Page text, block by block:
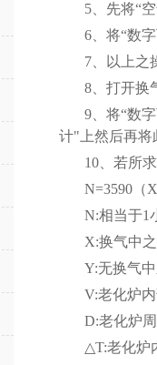
5、先将“
6、将“数
7、以上之
8、打开换
9、将“数
计"上然后再将
10、若所
N=3590（
N:相当于1
X:换气中
Y:无换气
V:老化炉
D:老化炉
△T:老化炉